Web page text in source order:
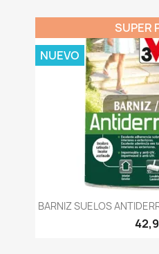
BARNIZ SUELOS
SUPER
NUEVO